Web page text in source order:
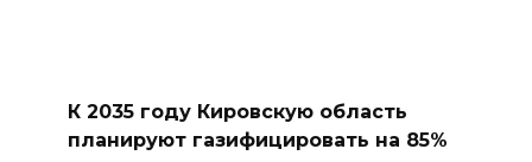
К 2035 году Кировскую область
планируют газифицировать на 85%